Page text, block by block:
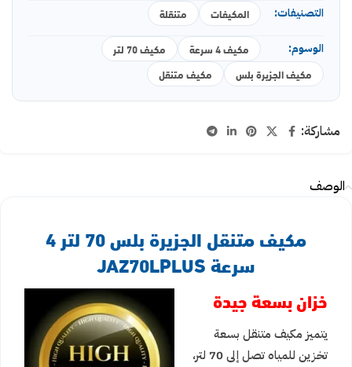
التصنيفات: المكيفات متنقلة
الوسوم: مكيف 4 سرعة
مكيف 70 لتر
مكيف الجزيرة بلس
مكيف متنقل
مشاركة:
الوصف
مكيف متنقل الجزيرة بلس 70 لتر 4
سرعة JAZ70LPLUS
خزان بسعة جيدة
يتميز مكيف متنقل بسعة
تخزين للمياه تصل إلى 70 لتر،